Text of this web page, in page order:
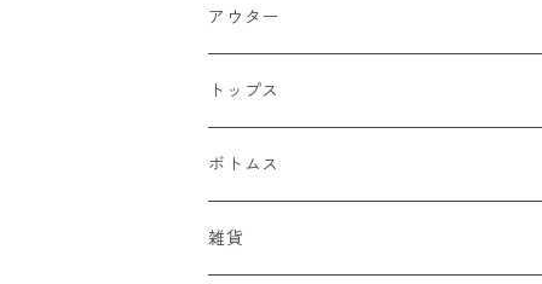
アウター
ジャケット
デニムジャケット
スタジャン
ベスト
トップス
Tシャツ
半袖Tシャツ
シャツ
ボトムス
デニム
雑貨